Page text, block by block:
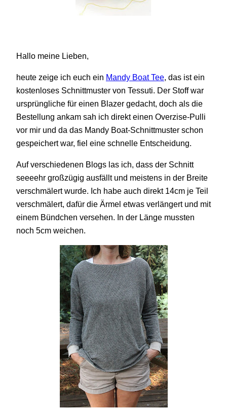
Hallo meine Lieben,
heute zeige ich euch ein Mandy Boat Tee, das ist ein
kostenloses Schnittmuster von Tessuti. Der Stoff war
ursprüngliche für einen Blazer gedacht, doch als die
Bestellung ankam sah ich direkt einen Overzise-Pulli
vor mir und da das Mandy Boat-Schnittmuster schon
gespeichert war, fiel eine schnelle Entscheidung.
Auf verschiedenen Blogs las ich, dass der Schnitt
seeeehr großzügig ausfällt und meistens in der Breite
verschmälert wurde. Ich habe auch direkt 14cm je Teil
verschmälert, dafür die Ärmel etwas verlängert und mit
einem Bündchen versehen. In der Länge mussten
noch 5cm weichen.